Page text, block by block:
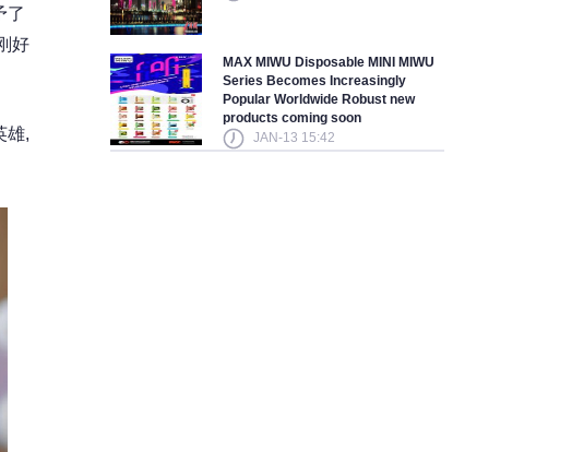
了
好
雄,
MAX MIWU Disposable MINI MIWU
Series Becomes Increasingly
Popular Worldwide Robust new
products coming soon
JAN-13 15:42